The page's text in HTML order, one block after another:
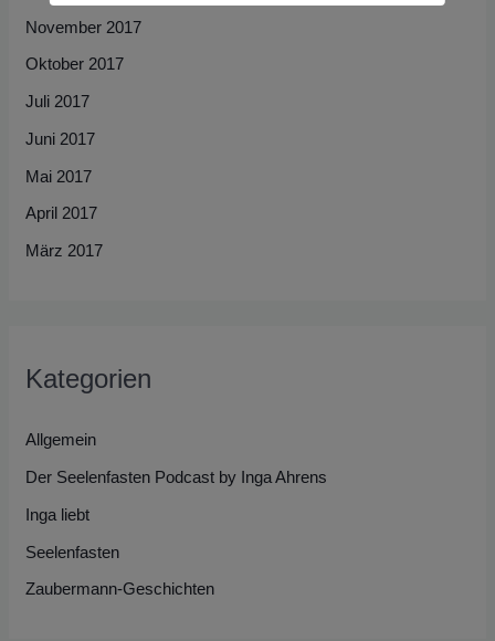
November 2017
Oktober 2017
Juli 2017
Juni 2017
Mai 2017
April 2017
März 2017
Kategorien
Allgemein
Der Seelenfasten Podcast by Inga Ahrens
Inga liebt
Seelenfasten
Zaubermann-Geschichten